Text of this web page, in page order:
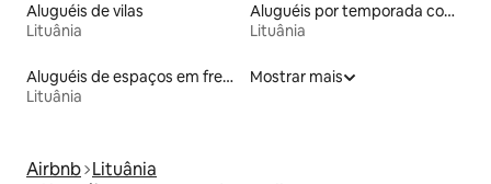
Aluguéis de vilas
Lituânia
Aluguéis por temporada com sauna
Lituânia
Aluguéis de espaços em frente à praia
Lituânia
Mostrar mais
Airbnb Lituânia